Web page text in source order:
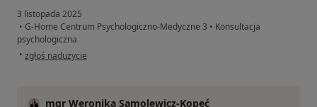
3 listopada 2025
• G-Home Centrum Psychologiczno-Medyczne 3 • Konsultacja
psychologiczna
• w opinii użytkownika Adrianna
zgłoś nadużycie
mgr Weronika Samolewicz-Kopeć